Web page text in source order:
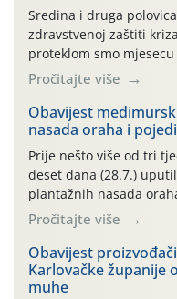
Sredina i druga
zdravstvenoj zaštiti
proteklom smo
preventivnim mjerama
uzročnika bolesti,
06.7.)! Na početku
povijesno i ekstremno
najviše temperature […]
Pročitajte više
Obavijest
nasada oraha i
Prije nešto više od tri
deset dana (28.7.)
plantažnih nasada
leta i ovogodišnjoj
orahove muhe
traje drugi ovogodišnji
izražen zadnja šest
temperature zraka
Pročitajte više
Obavijest
Karlovačke županije
muhe